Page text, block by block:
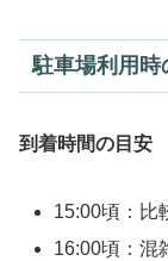
駐車場利用時
到着時間の目安
15:00頃：比
16:00頃：混